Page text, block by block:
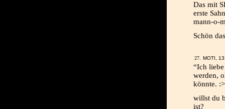
Das mit
erste
mann-o-
Schön
MOTI,
“Ich
werden,
könnte.
willst du
ist?